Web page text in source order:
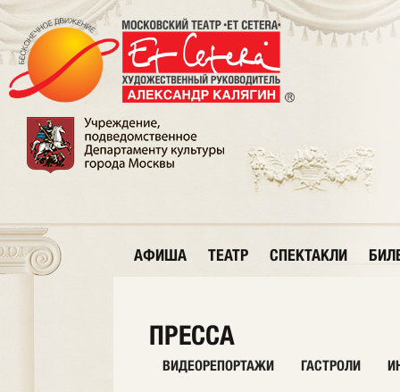
АФИША ТЕАТР СПЕКТАКЛИ
ПРЕССА
ВИДЕОРЕПОРТАЖИ ГАСТРОЛИ